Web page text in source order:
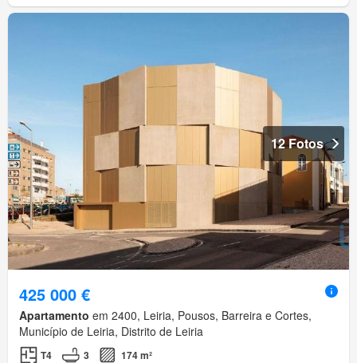
12 Fotos
425 000 €
Apartamento em 2400, Leiria, Pousos, Barreira e Cortes,
Município de Leiria, Distrito de Leiria
T4 3
174 m²